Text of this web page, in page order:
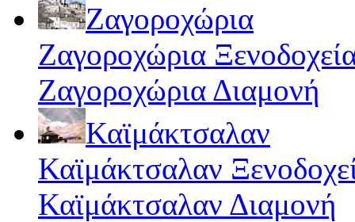
Ζαγοροχώρια
Ζαγοροχώρια
Ζαγοροχώρια Διαμονή
Καϊμάκτσαλαν
Καϊμάκτσαλαν
Καϊμάκτσαλαν Διαμονή